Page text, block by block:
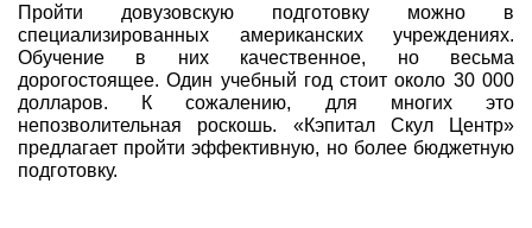
Пройти довузовскую подготовку можно в
специализированных американских учреждениях.
Обучение в них качественное, но весьма
дорогостоящее. Один учебный год стоит около 30 000
долларов. К сожалению, для многих это
непозволительная роскошь. «Кэпитал Скул Центр»
предлагает пройти эффективную, но более бюджетную
подготовку.